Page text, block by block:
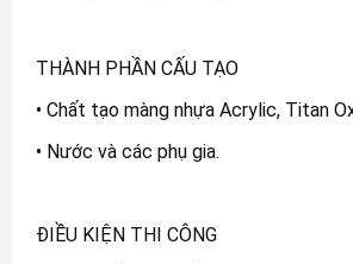
THÀNH PHẦN CẤU TẠO
• Chất tạo màng nhựa Acrylic, Titan
• Nước và các phụ gia.
ĐIỀU KIỆN THI CÔNG